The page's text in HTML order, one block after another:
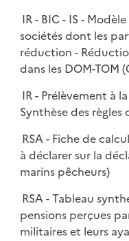
IR - BIC - IS -
sociétés dont les
réduction -
dans les DOM-TOM
IR - Prélèvement à
Synthèse des
RSA - Fiche de
à déclarer sur la
marins pêcheurs)
RSA - Tableau
pensions perçues
militaires et leurs